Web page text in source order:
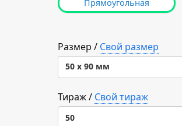
Прямоугольная
Размер / Свой размер
50 х 90 мм
50 х 90 мм
Тираж/ Свой тираж
50